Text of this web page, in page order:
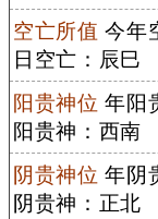
空亡所值 今年
日空亡：辰巳
阳贵神位 年阳
阳贵神：西南
阴贵神位 年阴
阴贵神：正北